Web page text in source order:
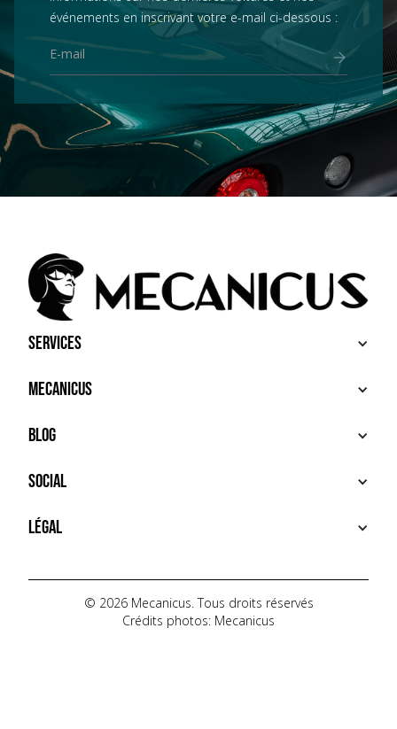
événements en inscrivant votre e-mail ci-dessous :
Services
ACHETER
VENDRE
SERVICES PREMIUM
Mecanicus
À PROPOS
HOUSE MECANICUS
CONTACT
Blog
NEWS
VIDÉOS
AUTOPÉDIA
Social
INSTAGRAM
TIKTOK
YOUTUBE
Légal
POLITIQUE DE CONFIDENTIALITÉ
© 2026 Mecanicus. Tous droits réservés
Crédits photos: Mecanicus